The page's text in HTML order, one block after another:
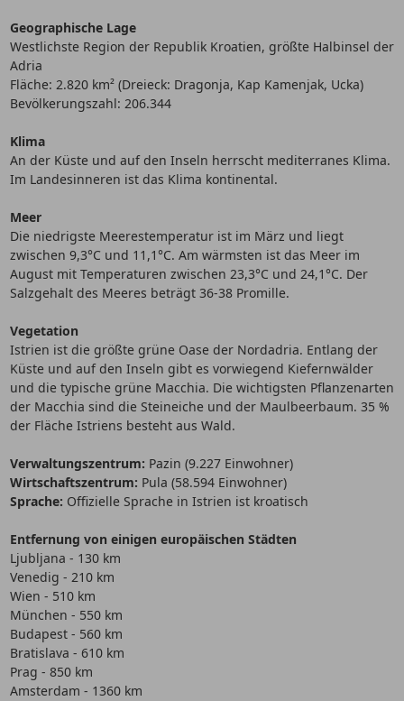
Geographische Lage
Westlichste Region der Republik Kroatien, größte Halbinsel der
Adria
Fläche: 2.820 km² (Dreieck: Dragonja, Kap Kamenjak, Ucka)
Bevölkerungszahl: 206.344
Klima
An der Küste und auf den Inseln herrscht mediterranes Klima.
Im Landesinneren ist das Klima kontinental.
Meer
Die niedrigste Meerestemperatur ist im März und liegt
zwischen 9,3°C und 11,1°C. Am wärmsten ist das Meer im
August mit Temperaturen zwischen 23,3°C und 24,1°C. Der
Salzgehalt des Meeres beträgt 36-38 Promille.
Vegetation
Istrien ist die größte grüne Oase der Nordadria. Entlang der
Küste und auf den Inseln gibt es vorwiegend Kiefernwälder
und die typische grüne Macchia. Die wichtigsten Pflanzenarten
der Macchia sind die Steineiche und der Maulbeerbaum. 35 %
der Fläche Istriens besteht aus Wald.
Verwaltungszentrum: Pazin (9.227 Einwohner)
Wirtschaftszentrum: Pula (58.594 Einwohner)
Sprache: Offizielle Sprache in Istrien ist kroatisch
Entfernung von einigen europäischen Städten
Ljubljana - 130 km
Venedig - 210 km
Wien - 510 km
München - 550 km
Budapest - 560 km
Bratislava - 610 km
Prag - 850 km
Amsterdam - 1360 km